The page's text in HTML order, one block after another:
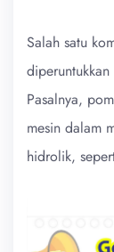
Salah satu
Pasalnya,
mesin dalam
hidrolik,